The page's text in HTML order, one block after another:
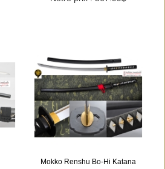
Mokko Renshu Bo-Hi Katana